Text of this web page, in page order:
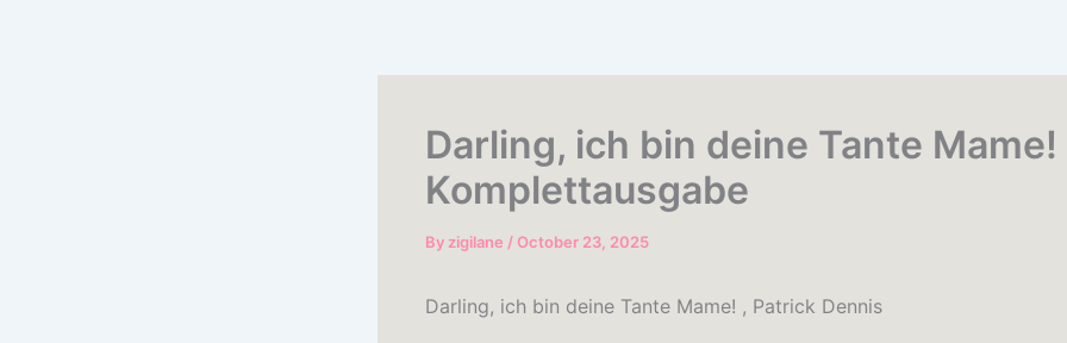
Darling, ich bin deine Tante Mame!
Komplettausgabe
By zigilane /October 23, 2025
Darling, ich bin deine Tante Mame! , Patrick Dennis